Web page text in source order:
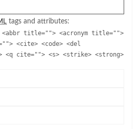
tags and attributes:
title=""> <acronym title="">
<cite> <code> <del
<q cite=""> <s> <strike> <strong>